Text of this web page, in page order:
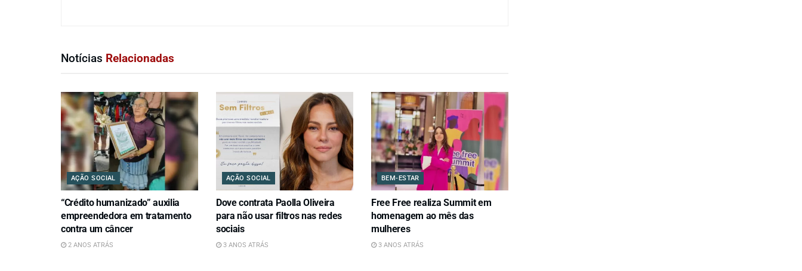
Notícias Relacionadas
AÇÃO SOCIAL
“Crédito humanizado” auxilia
empreendedora em tratamento
contra um câncer
2 ANOS ATRÁS
AÇÃO SOCIAL
Dove contrata Paolla Oliveira
para não usar filtros nas redes
sociais
3 ANOS ATRÁS
BEM-ESTAR
Free Free realiza Summit em
homenagem ao mês das
mulheres
3 ANOS ATRÁS